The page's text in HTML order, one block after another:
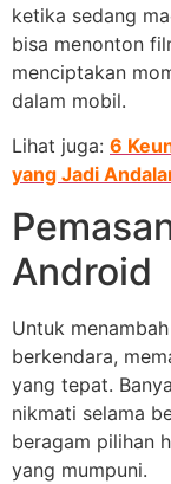
ketika sedang
bisa menonton
menciptakan
dalam mobil.
Lihat juga: 6
yang Jadi
Android
Untuk
berkendara,
yang tepat.
nikmati selama
beragam pilihan
yang mumpuni.